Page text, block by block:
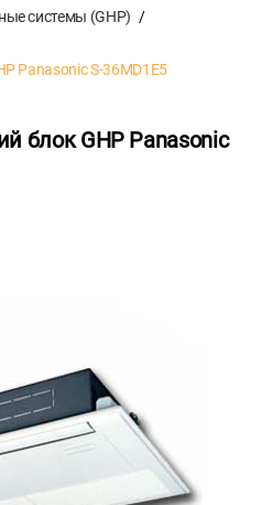
системы (GHP)
Panasonic S-36MD1E5
блок GHP Panasonic